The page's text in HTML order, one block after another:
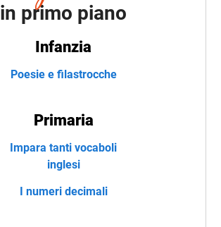
in primo piano
Infanzia
Poesie e filastrocche
Primaria
Impara tanti vocaboli
inglesi
I numeri decimali